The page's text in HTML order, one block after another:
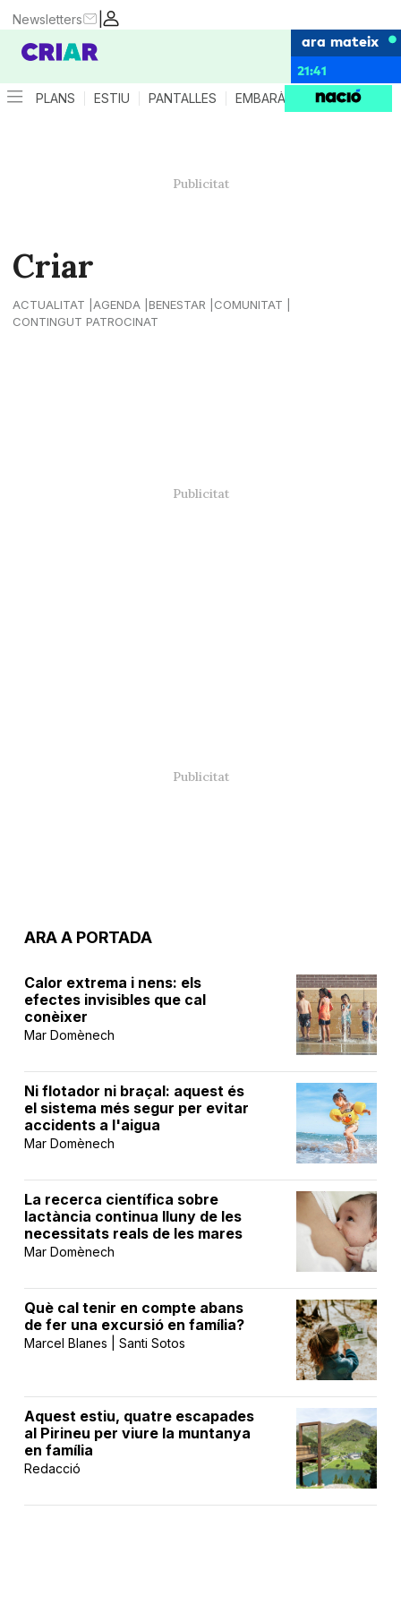
|
Newsletters
ara mateix
21:41
PLANS ESTIU PANTALLES EMBARÀS CRIANÇA
Criar
ACTUALITAT AGENDA BENESTAR
COMUNITAT
CONTINGUT PATROCINAT
ARA A PORTADA
Calor extrema i nens: els
efectes invisibles que cal
conèixer
Mar Domènech
Ni flotador ni braçal: aquest és
el sistema més segur per evitar
accidents a l'aigua
Mar Domènech
La recerca científica sobre
lactància continua lluny de les
necessitats reals de les mares
Mar Domènech
Què cal tenir en compte abans
de fer una excursió en família?
Marcel Blanes | Santi Sotos
Aquest estiu, quatre escapades
al Pirineu per viure la muntanya
en família
Redacció